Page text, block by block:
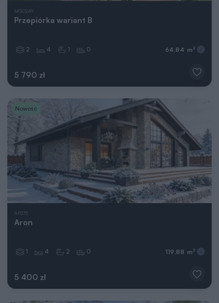
MG0249
Przepiórka wariant B
5 790 zł
2 4 1 0 64,84 m 2
Nowość
AP275
Aron
5 400 zł
1 4 2 0 119,88 m 2